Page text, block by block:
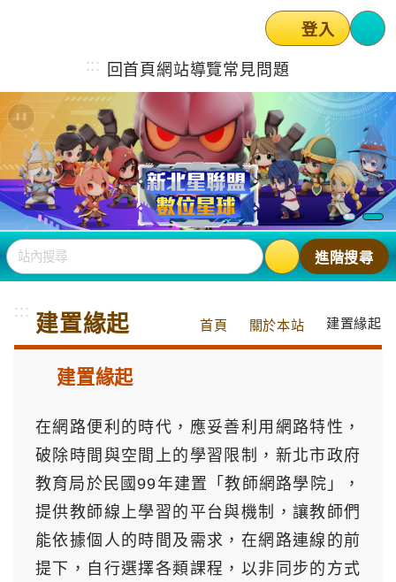
::: 回首頁 網站導覽常見問題
登入 選
站內搜尋進階搜尋
::: 建置緣起 首頁 關於本站 建置緣起
建置緣起
在網路便利的時代，應妥善利用網路特性，
破除時間與空間上的學習限制，新北市政府
教育局於民國99年建置「教師網路學院」，
提供教師線上學習的平台與機制，讓教師們
能依據個人的時間及需求，在網路連線的前
提下，自行選擇各類課程，以非同步的方式